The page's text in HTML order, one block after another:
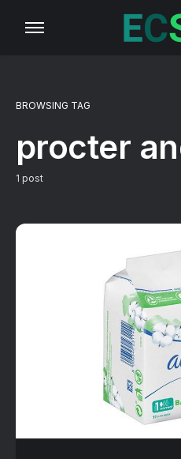
BROWSING TAG
procter
1 post